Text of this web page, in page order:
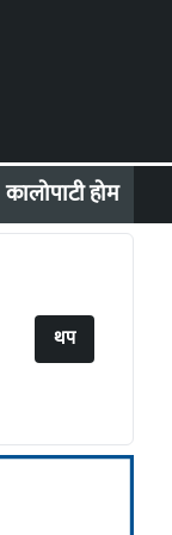
कालोपाटी होम
थप